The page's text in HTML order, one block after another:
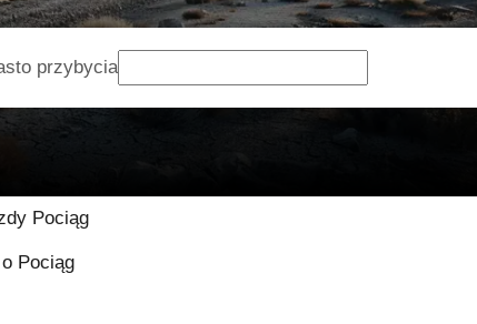
przybycia
Pociąg
Pociąg